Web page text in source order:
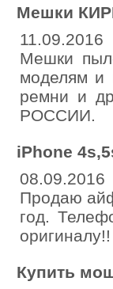
Мешки
11.09.2016
Мешки
моделям и
ремни и
РОССИИ.
iPhone
08.09.2016
Продаю
год.
Купить